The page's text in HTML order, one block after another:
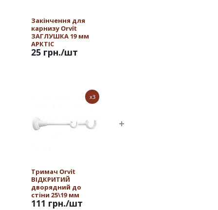
Закінчення для
карнизу Orvit
ЗАГЛУШКА 19 мм
АРКТІС
25 грн./шт
x3
Тримач Orvit
ВІДКРИТИЙ
дворядний до
стіни 25\19 мм
АРКТІС
111 грн./шт